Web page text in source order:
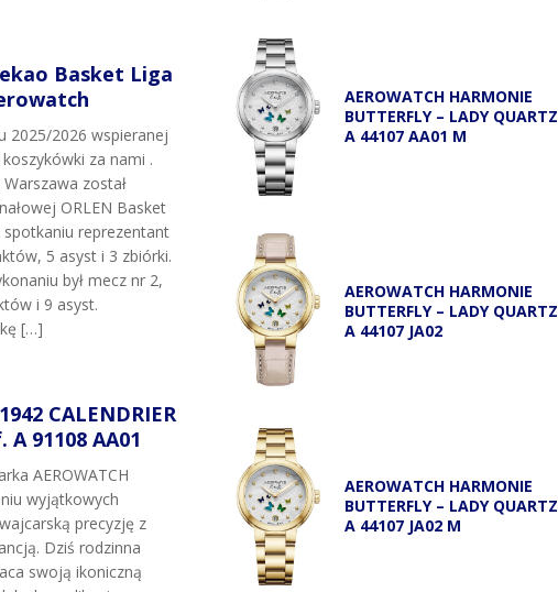
Basket Liga
2025/2026 wspieranej
za nami .
został
ORLEN Basket
spotkaniu reprezentant
5 asyst i 3 zbiórki.
był mecz nr 2,
i 9 asyst.
[…]
CALENDRIER
A 91108 AA01
AEROWATCH
wyjątkowych
precyzję z
Dziś rodzinna
swoją ikoniczną
AEROWATCH HARMONIE
BUTTERFLY – LADY QUARTZ
A 44107 AA01 M
AEROWATCH HARMONIE
BUTTERFLY – LADY QUARTZ
A 44107 JA02
AEROWATCH HARMONIE
BUTTERFLY – LADY QUARTZ
A 44107 JA02 M